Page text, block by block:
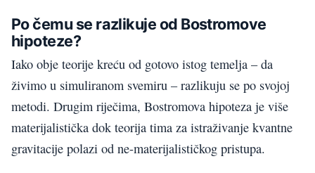
Po čemu se razlikuje od Bostromove
hipoteze?
Iako obje teorije kreću od gotovo istog temelja – da
živimo u simuliranom svemiru – razlikuju se po svojoj
metodi. Drugim riječima, Bostromova hipoteza je više
materijalistička dok teorija tima za istraživanje kvantne
gravitacije polazi od ne-materijalističkog pristupa.